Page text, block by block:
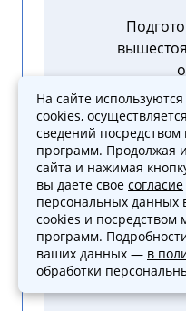
от
На сайте
cookies,
сведений посредством
программ. Продолжая
сайта и нажимая
вы даете свое согласие
персональных данных
cookies и посредством
программ.
ваших данных — в
обработки